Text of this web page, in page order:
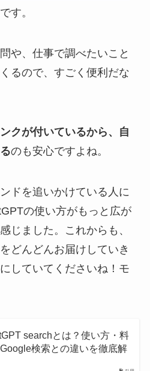
す。
や、仕事で調べたいこと
るので、すごく便利だな
クが付いているから、自
のも安心ですよね。
ドを追いかけている人に
の使い方がもっと広が
じました。これからも、
どんどんお届けしていき
していてくださいね！モ
searchとは？使い方・料
検索との違いを徹底解